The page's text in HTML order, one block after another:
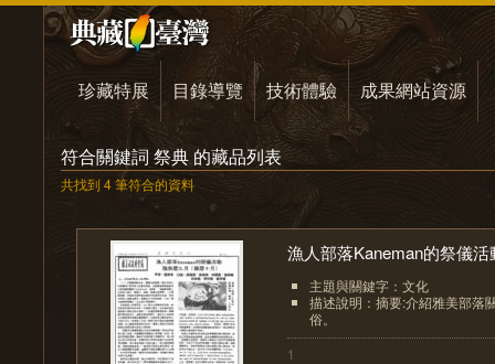
珍藏特展 目錄導覽 技術體驗 成果網站資源
符合關鍵詞 祭典 的藏品列表
共找到 4 筆符合的資料
漁人部落Kaneman的祭儀活
主題與關鍵字：文化
描述說明：摘要:介紹雅美部落
俗。
1